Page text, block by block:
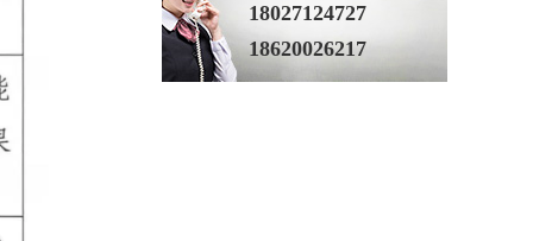
18027124727
18620026217